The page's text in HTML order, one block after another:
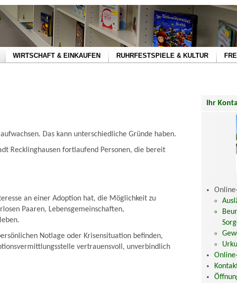
WIRTSCHAFT & EINKAUFEN RUHRFESTSPIELE & KULTUR
Das kann unterschiedliche Gründe haben.
Recklinghausen fortlaufend Personen, die bereit
an einer Adoption hat, die Möglichkeit zu
Paaren, Lebensgemeinschaften,
Notlage oder Krisensituation befinden,
vertrauensvoll, unverbindlich
Ihr